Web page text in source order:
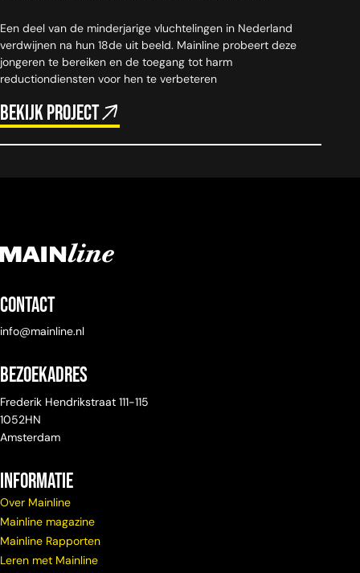
Een deel van de minderjarige vluchtelingen in Nederland
verdwijnen na hun 18de uit beeld. Mainline probeert deze
jongeren te bereiken en de toegang tot harm
reductiondiensten voor hen te verbeteren
Bekijk project
Contact
info@mainline.nl
Bezoekadres
Frederik Hendrikstraat 111-115
1052HN
Amsterdam
Informatie
Over Mainline
Mainline magazine
Mainline Rapporten
Leren met Mainline